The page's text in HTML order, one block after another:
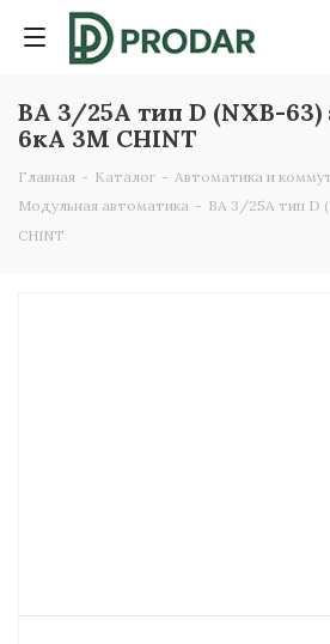
ВА 3/25А тип D (NXB-63)
6кА 3M CHINT
Главная - Каталог - Автоматика и
Модульная автоматика - ВА 3/25А тип D
CHINT